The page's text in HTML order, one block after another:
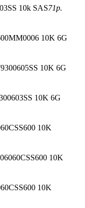
10k SAS71р.
10K 6G
10K 6G
10K 6G
10K
10K
10K